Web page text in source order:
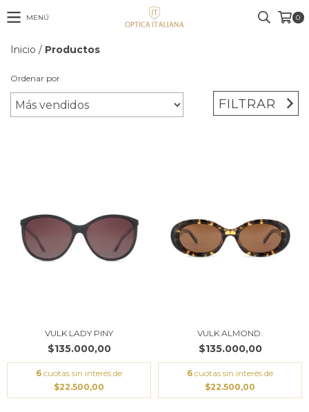
MENÚ 0
Inicio / Productos
Ordenar por
FILTRAR
VULK LADY PINY
$135.000,00
6 cuotas sin interés de
$22.500,00
VULK ALMOND.
$135.000,00
6 cuotas sin interés de
$22.500,00